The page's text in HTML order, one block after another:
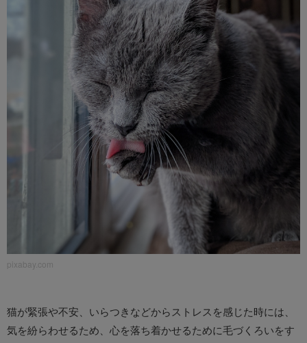
pixabay.com
猫が緊張や不安、いらつきなどからストレスを感じた時には、
気を紛らわせるため、心を落ち着かせるために毛づくろいをす